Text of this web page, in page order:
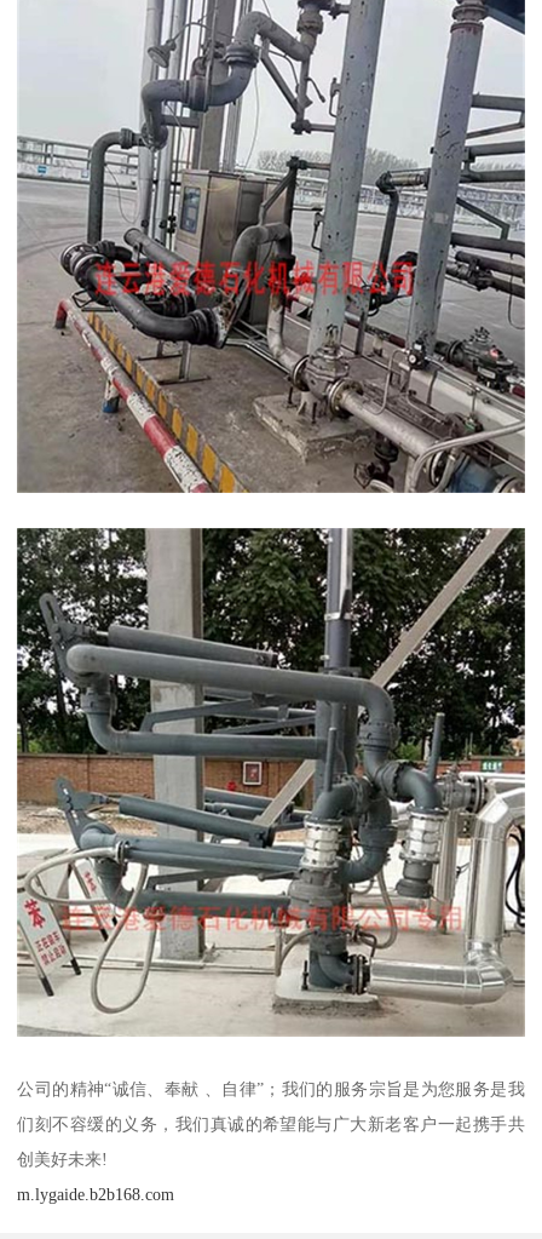
公司的精神“诚信、奉献 、自律”；我们的服务宗旨是为您服务是我
们刻不容缓的义务，我们真诚的希望能与广大新老客户一起携手共
创美好未来!
m.lygaide.b2b168.com